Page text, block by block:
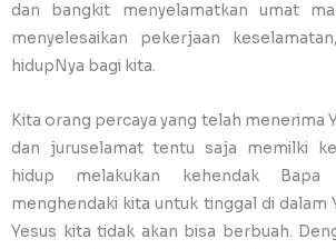
dan bangkit menyelamatkan umat
menyelesaikan pekerjaan
hidupNya bagi kita.
Kita orang percaya yang telah menerima
dan juruselamat tentu saja memilki
hidup melakukan kehendak
menghendaki kita untuk tinggal di dalam
Yesus kita tidak akan bisa berbuah.